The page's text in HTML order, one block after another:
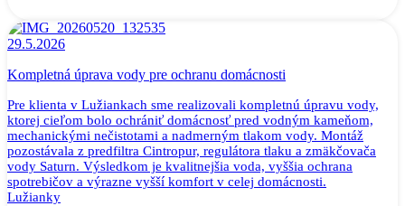
29.5.2026
Kompletná úprava vody pre ochranu domácnosti
Pre klienta v Lužiankach sme realizovali kompletnú úpravu vody,
ktorej cieľom bolo ochrániť domácnosť pred vodným kameňom,
mechanickými nečistotami a nadmerným tlakom vody. Montáž
pozostávala z predfiltra Cintropur, regulátora tlaku a zmäkčovača
vody Saturn. Výsledkom je kvalitnejšia voda, vyššia ochrana
spotrebičov a výrazne vyšší komfort v celej domácnosti.
Lužianky